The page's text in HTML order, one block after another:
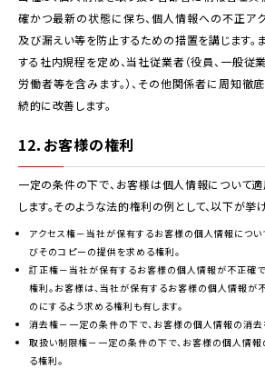
確かつ最新の状態に保ち、個人情報への不正アク
及び漏えい等を防止するための措置を講じます。
する社内規程を定め、当社従業者（役員、一般従
労働者等を含みます。）、その他関係者に周知徹
続的に改善します。
12．お客様の権利
一定の条件の下で、お客様は個人情報について
します。そのような法的権利の例として、以下が挙
アクセス権－当社が保有するお客様の個人情報につい
びそのコピーの提供を求める権利。
訂正権－当社が保有するお客様の個人情報が不正確
権利。お客様は、当社が保有するお客様の個人情報が
のにするよう求める権利も有します。
消去権－一定の条件の下で、お客様の個人情報の消去
取扱い制限権－一定の条件の下で、お客様の個人情報
る権利。